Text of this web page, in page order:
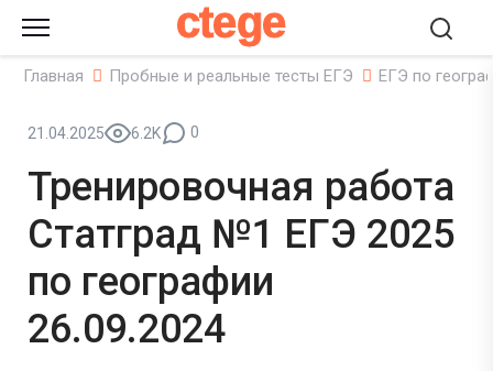
ctege
Главная Пробные и реальные тесты ЕГЭ ЕГЭ по
21.04.2025 6.2K 0
Тренировочная работа
Статград №1 ЕГЭ 2025
по географии
26.09.2024